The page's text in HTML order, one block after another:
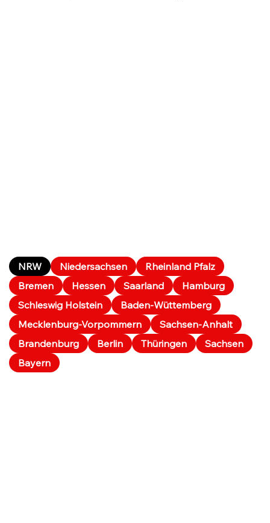
NRW Niedersachsen
Rheinland Pfalz
Bremen
Hessen Saarland
Hamburg
Schleswig Holstein
Baden-Wüttemberg
Mecklenburg-Vorpommern
Sachsen-Anhalt
Brandenburg
Berlin Thüringen
Sachsen
Bayern